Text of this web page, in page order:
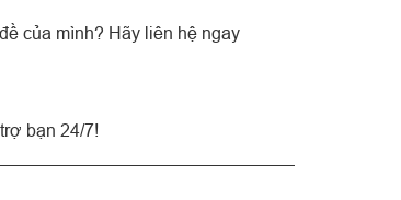
của mình? Hãy liên hệ ngay
bạn 24/7!